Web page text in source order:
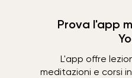
Prova l'app
L'app offre
meditazioni e corsi